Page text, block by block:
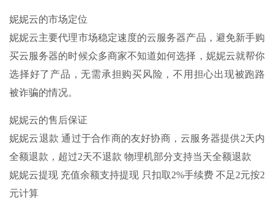
妮妮云的市场定位
妮妮云主要代理市场稳定速度的云服务器产品，避免新手购
买云服务器的时候众多商家不知道如何选择，妮妮云就帮你
选择好了产品，无需承担购买风险，不用担心出现被跑路
被诈骗的情况。
妮妮云的售后保证
妮妮云退款 通过于合作商的友好协商，云服务器提供2天内
全额退款 ，超过2天不退款 物理机部分支持当天全额退款
妮妮云提现 充值余额支持提现 只扣取2%手续费 不足2元按2
元计算